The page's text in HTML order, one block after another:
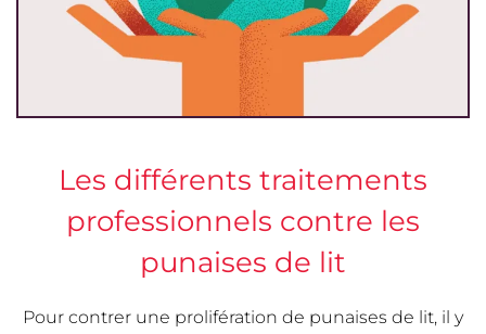
Les différents traitements
professionnels contre les
punaises de lit
Pour contrer une prolifération de punaises de lit, il y